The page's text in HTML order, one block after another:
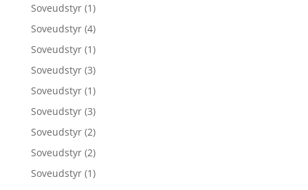
Soveudstyr (1)
Soveudstyr (4)
Soveudstyr (1)
Soveudstyr (3)
Soveudstyr (1)
Soveudstyr (3)
Soveudstyr (2)
Soveudstyr (2)
Soveudstyr (1)